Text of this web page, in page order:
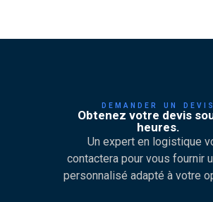
DEMANDER UN DEVIS
Obtenez votre devis
heures.
Un expert en logistique
contactera pour vous fournir
personnalisé adapté à votre